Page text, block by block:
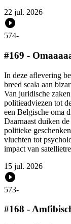
22 jul. 2026
574-
#169 -
In deze aflevering
breed scala aan
Van juridische
politieadviezen tot
een Belgische oma
Daarnaast duiken
politieke
vluchten tot
impact van
15 jul. 2026
573-
#168 -